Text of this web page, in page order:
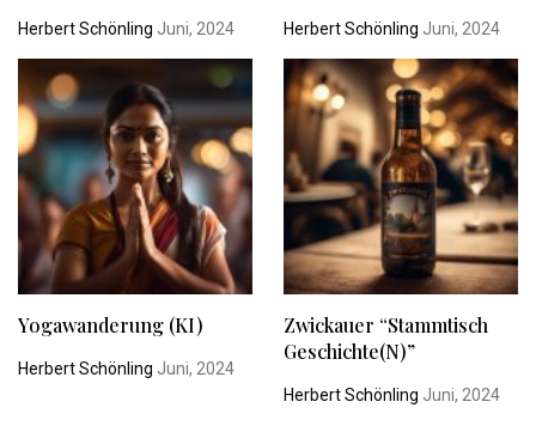
Herbert Schönling Juni, 2024 Herbert Schönling Juni, 2024
Yogawanderung (KI)
Herbert Schönling Juni, 2024
Zwickauer “Stammtisch
Geschichte(n)”
Herbert Schönling Juni, 2024